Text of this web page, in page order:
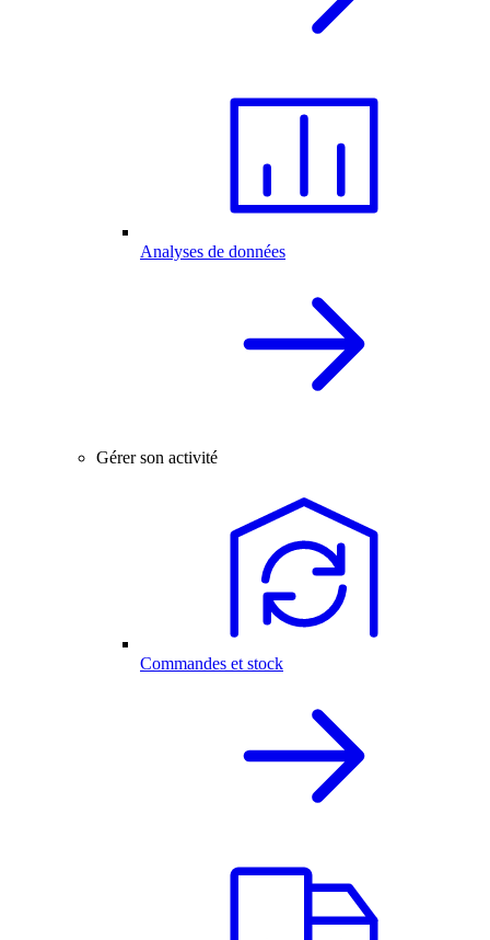
Analyses de données
Gérer son activité
Commandes et stock